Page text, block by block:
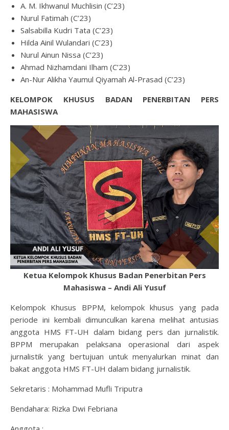
A. M. Ikhwanul Muchlisin (C’23)
Nurul Fatimah (C’23)
Salsabilla Kudri Tata (C’23)
Hilda Ainil Wulandari (C’23)
Nurul Ainun Nissa (C’23)
Ahmad Nizhamdani Ilham (C’23)
An-Nur Alikha Yaumul Qiyamah Al-Prasad (C’23)
KELOMPOK KHUSUS BADAN PENERBITAN PERS
MAHASISWA
Ketua Kelompok Khusus Badan Penerbitan Pers
Mahasiswa – Andi Ali Yusuf
Kelompok Khusus BPPM, kelompok khusus yang pada
periode ini kembali dimunculkan karena melihat antusias
anggota HMS FT-UH dalam bidang pers dan jurnalistik.
BPPM merupakan pelaksana operasional dari aspek
jurnalistik yang bertujuan untuk menyalurkan minat dan
bakat anggota HMS FT-UH dalam bidang jurnalistik.
Sekretaris : Mohammad Mufli Triputra
Bendahara: Rizka Dwi Febriana